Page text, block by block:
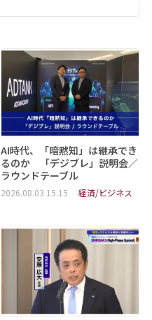
AI時代、「暗黙知」は継承でき
るのか 「デジブレ」説明会／
ラウンドテーブル
2026.08.03 15:15 経済/ビジネス